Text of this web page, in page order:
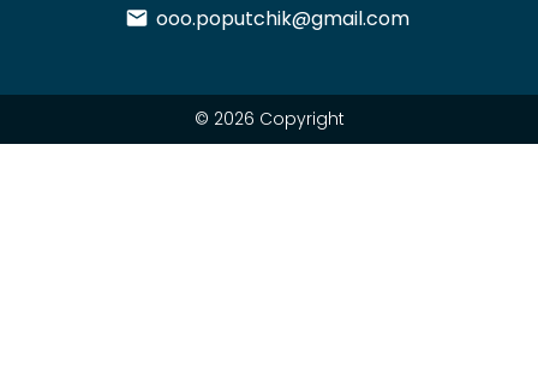
ooo.poputchik@gmail.com
© 2026 Copyright